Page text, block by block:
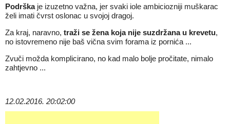
Podrškaje izuzetno važna, jer svaki iole ambiciozniji muškarac
želi imati čvrst oslonac u svojoj dragoj.
Za kraj, naravno, traži se žena koja nije suzdržana u krevetu,
no istovremeno nije baš vična svim forama iz pornića ...
Zvuči možda komplicirano, no kad malo bolje pročitate, nimalo
zahtjevno ...
12.02.2016. 20:02:00